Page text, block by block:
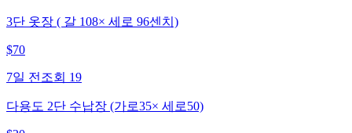
3단 옷장 ( 갈 108× 세로 96센치)
$70
7일 전 조회 19
다용도 2단 수납장 (가로35× 세로50)